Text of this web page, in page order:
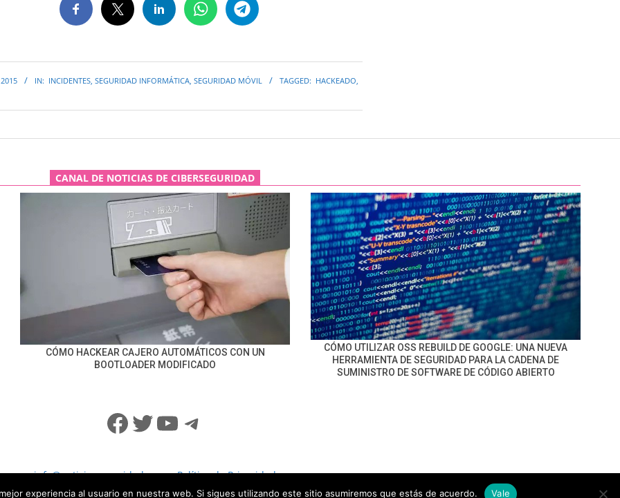
IN: INCIDENTES, SEGURIDAD INFORMÁTICA, SEGURIDAD MÓVIL TAGGED: HACKEADO,
CANAL DE NOTICIAS DE CIBERSEGURIDAD
CÓMO HACKEAR CAJERO AUTOMÁTICOS CON UN
BOOTLOADER MODIFICADO
CÓMO UTILIZAR OSS REBUILD DE GOOGLE: UNA NUEVA
HERRAMIENTA DE SEGURIDAD PARA LA CADENA DE
SUMINISTRO DE SOFTWARE DE CÓDIGO ABIERTO
Facebook
Twitter
YouTube
Telegram
info@noticiasseguridad.com Política de Privacidad
experiencia al usuario en nuestra web. Si sigues utilizando este sitio asumiremos que estás de acuerdo. Vale